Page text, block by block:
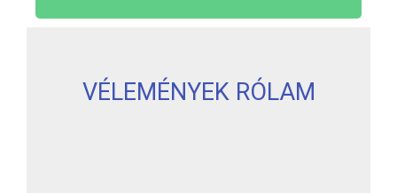
VÉLEMÉNYEK RÓLAM